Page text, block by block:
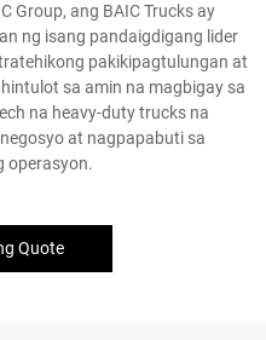
Group, ang BAIC Trucks ay
ng isang pandaigdigang lider
pakikipagtulungan at
sa amin na magbigay sa
na heavy-duty trucks na
at nagpapabuti sa
operasyon.
Quote